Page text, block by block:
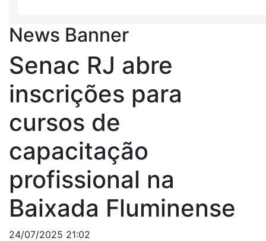
News Banner
Senac RJ abre
inscrições para
cursos de
capacitação
profissional na
Baixada Fluminense
24/07/2025 21:02